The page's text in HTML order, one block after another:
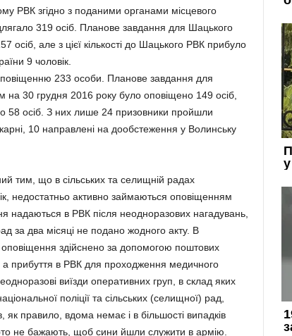
РВК згідно з поданими органами місцевого
319 осіб. Планове завдання для Шацького
осіб, але з цієї кількості до Шацького РВК прибуло
9 чоловік.
233 особи. Планове завдання для
30 грудня 2016 року було оповіщено 149 осіб,
58 осіб. З них лише 24 призовники пройшли
10 направлені на дообстеження у Волинську
тим, що в сільських та селищній радах
недостатньо активно займаються оповіщенням
надаються в РВК після неодноразових нагадувань,
за два місяці не подано жодного акту. В
оповіщення здійснено за допомогою поштових
а прибуття в РВК для проходження медичного
виїзди оперативних груп, в склад яких
поліції та сільських (селищної) рад,
як правило, вдома немає і в більшості випадків
не бажають, щоб сини йшли служити в армію.